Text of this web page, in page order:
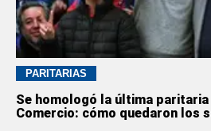
PARITARIAS
Se homologó la última paritaria
Comercio: cómo quedaron los